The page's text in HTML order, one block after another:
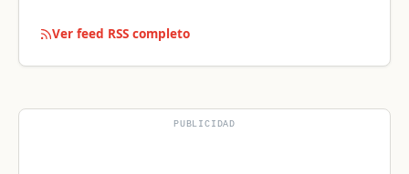
Ver feed RSS completo
PUBLICIDAD